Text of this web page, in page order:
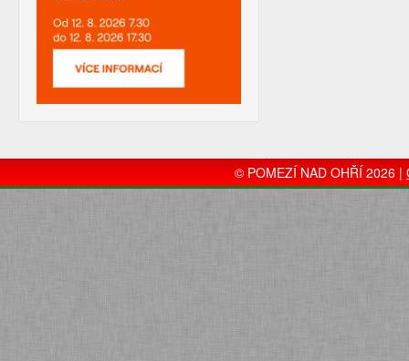
© POMEZÍ NAD OHŘÍ 2026 |